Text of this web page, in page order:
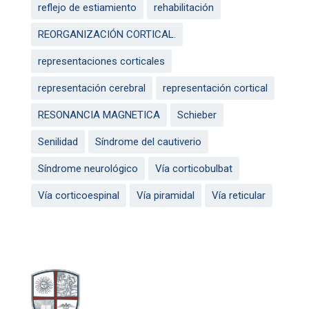
reflejo de estiamiento rehabilitación
REORGANIZACIÓN CORTICAL.
representaciones corticales
representación cerebral representación cortical
RESONANCIA MAGNETICA Schieber
Senilidad Síndrome del cautiverio
Síndrome neurológico Vía corticobulbat
Vía corticoespinal Vía piramidal Vía reticular